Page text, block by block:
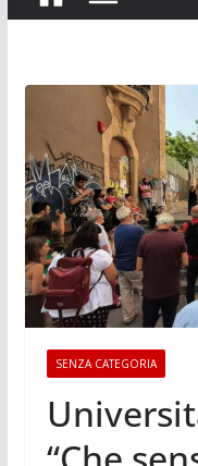
SENZA CATEGORIA